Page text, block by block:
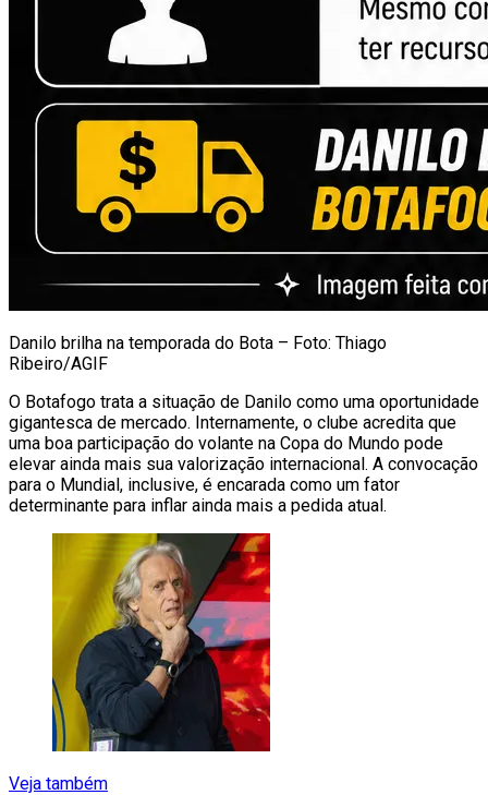
Danilo brilha na temporada do Bota – Foto: Thiago
Ribeiro/AGIF
O Botafogo trata a situação de Danilo como uma oportunidade
gigantesca de mercado. Internamente, o clube acredita que
uma boa participação do volante na Copa do Mundo pode
elevar ainda mais sua valorização internacional. A convocação
para o Mundial, inclusive, é encarada como um fator
determinante para inflar ainda mais a pedida atual.
Veja também